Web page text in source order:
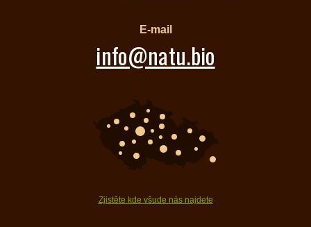
E-mail
info@natu.bio
Zjistěte kde všude nás najdete